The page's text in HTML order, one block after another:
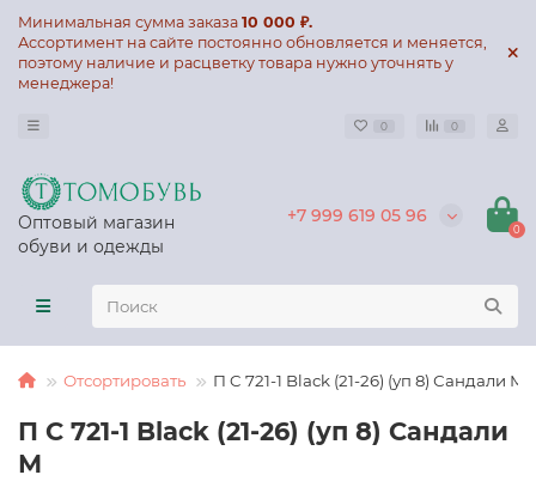
Минимальная сумма заказа 10 000 ₽.
Ассортимент на сайте постоянно обновляется и меняется,
поэтому наличие и расцветку товара нужно уточнять у
менеджера!
0 0
Оптовый магазин
обуви и одежды
+7 999 619 05 96
0
Отсортировать П C 721-1 Black (21-26) (уп 8) Сандали М
П C 721-1 Black (21-26) (уп 8) Сандали
М